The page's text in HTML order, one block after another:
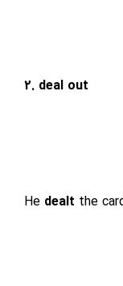
2. deal out
He dealt the